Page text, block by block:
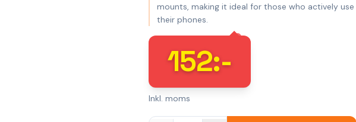
mounts, making it ideal for those who actively use
their phones.
152:-
Inkl. moms